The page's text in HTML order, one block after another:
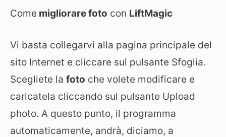
Come migliorare foto con LiftMagic
Vi basta collegarvi alla pagina principale del
sito Internet e cliccare sul pulsante Sfoglia.
Scegliete la foto che volete modificare e
caricatela cliccando sul pulsante Upload
photo. A questo punto, il programma
automaticamente, andrà, diciamo, a